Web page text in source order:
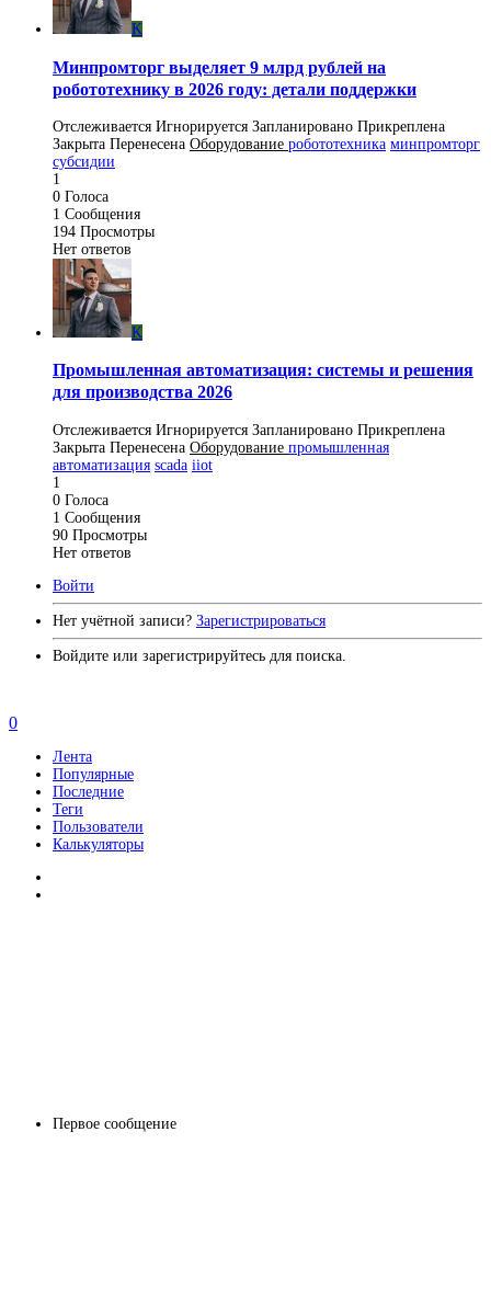
K
Минпромторг выделяет 9 млрд рублей на
робототехнику в 2026 году: детали поддержки
Отслеживается Игнорируется Запланировано Прикреплена
Закрыта Перенесена Оборудование робототехника минпромторг
субсидии
1
0 Голоса
1 Сообщения
194 Просмотры
Нет ответов
K
Промышленная автоматизация: системы и решения
для производства 2026
Отслеживается Игнорируется Запланировано Прикреплена
Закрыта Перенесена Оборудование промышленная
автоматизация scada iiot
1
0 Голоса
1 Сообщения
90 Просмотры
Нет ответов
Войти
Нет учётной записи? Зарегистрироваться
Войдите или зарегистрируйтесь для поиска.
Первое сообщение
0
Лента
Популярные
Последние
Теги
Пользователи
Калькуляторы